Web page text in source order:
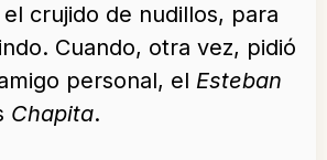
crujido de nudillos, para
Cuando, otra vez, pidió
personal, el Esteban
Chapita.